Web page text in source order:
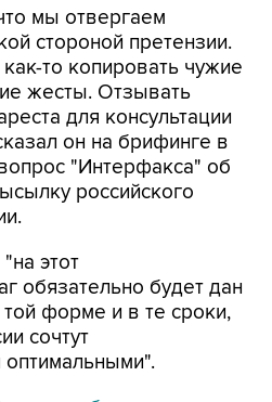
мы отвергаем
стороной претензии.
то копировать чужие
жесты. Отзывать
для консультации
он на брифинге в
"Интерфакса" об
российского
этот
обязательно будет дан
форме и в те сроки,
сочтут